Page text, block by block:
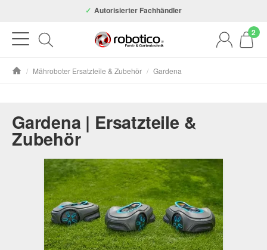
Autorisierter Fachhändler
2
/ Mähroboter Ersatzteile & Zubehör / Gardena
Gardena | Ersatzteile &
Zubehör